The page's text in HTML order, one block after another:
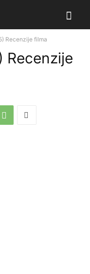
Recenzije filma
Recenzije